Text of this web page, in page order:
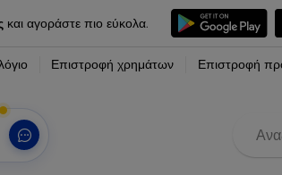
και αγοράστε πιο εύκολα.
Επιστροφή χρημάτων Επιστροφή